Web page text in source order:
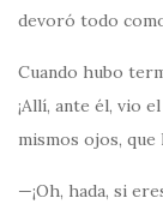
devoró todo
Cuando hubo
¡Allí, ante él, vio
mismos ojos, que
—¡Oh, hada, si